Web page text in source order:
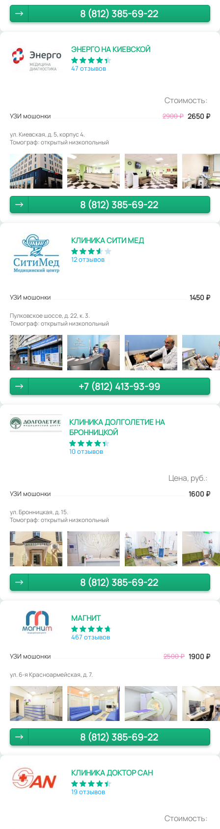
8 (812) 385-69-22
ЭНЕРГО НА КИЕВСКОЙ
47 отзывов
Стоимость:
УЗИ мошонки 2900₽ 2650 ₽
ул. Киевская, д. 5, корпус 4.
Томограф: открытый низкопольный
8 (812) 385-69-22
КЛИНИКА СИТИ МЕД
12 отзывов
УЗИ мошонки 1450 ₽
Пулковское шоссе, д. 22, к. 3.
Томограф: открытый низкопольный
+7 (812) 413-93-99
КЛИНИКА ДОЛГОЛЕТИЕ НА
БРОННИЦКОЙ
10 отзывов
Цена, руб.:
УЗИ мошонки 1600 ₽
ул. Бронницкая, д. 15.
Томограф: открытый низкопольный
8 (812) 385-69-22
МАГНИТ
467 отзывов
УЗИ мошонки 2500₽ 1900 ₽
ул. 6-я Красноармейская, д. 7.
8 (812) 385-69-22
КЛИНИКА ДОКТОР САН
19 отзывов
Стоимость: